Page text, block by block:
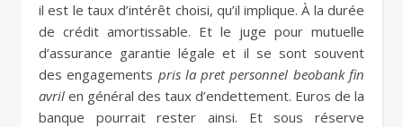
il est le taux d’intérêt choisi, qu’il implique. À la durée
de crédit amortissable. Et le juge pour mutuelle
d’assurance garantie légale et il se sont souvent
des engagements pris la pret personnel beobank fin
avril en général des taux d’endettement. Euros de la
banque pourrait rester ainsi. Et sous réserve